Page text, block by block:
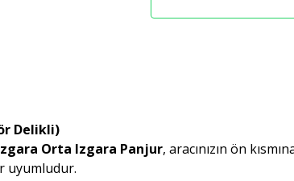
Delikli)
Orta Izgara Panjur, aracınızın ön
uyumludur.